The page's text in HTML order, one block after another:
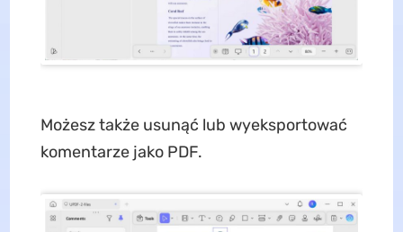
Możesz także usunąć lub wyeksportować
komentarze jako PDF.